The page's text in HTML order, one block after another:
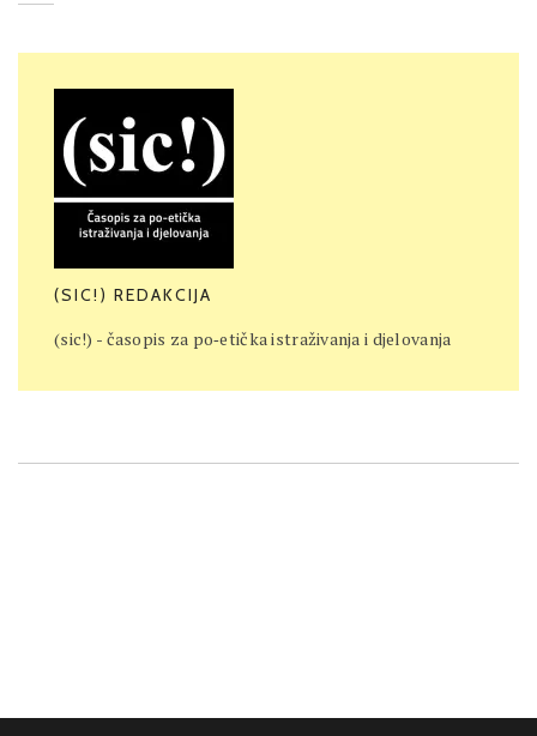
(SIC!) REDAKCIJA
(sic!) - časopis za po‐etička istraživanja i djelovanja